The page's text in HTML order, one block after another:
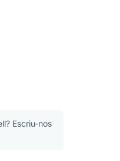
Escriu-nos